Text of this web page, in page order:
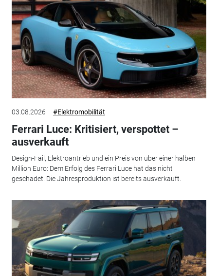
03.08.2026 #Elektromobilität
Ferrari Luce: Kritisiert, verspottet –
ausverkauft
Design-Fail, Elektroantrieb und ein Preis von über einer halben
Million Euro: Dem Erfolg des Ferrari Luce hat das nicht
geschadet. Die Jahresproduktion ist bereits ausverkauft.